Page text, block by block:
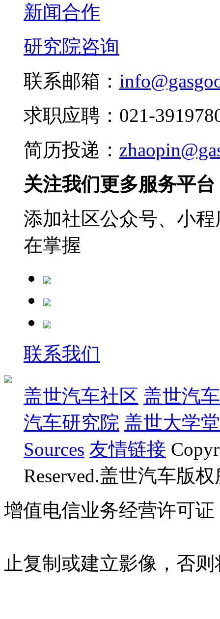
新闻合作
研究院咨询
联系邮箱：
求职应聘：021-
简历投递：
关注我们更多服务平台
添加社区公众号、小
在掌握
联系我们
盖世汽车社区 盖世汽
汽车研究院 盖世大学堂
Sources 友情链接
Reserved.盖世汽车版
增值电信业务经营许可证
止复制或建立影像，否